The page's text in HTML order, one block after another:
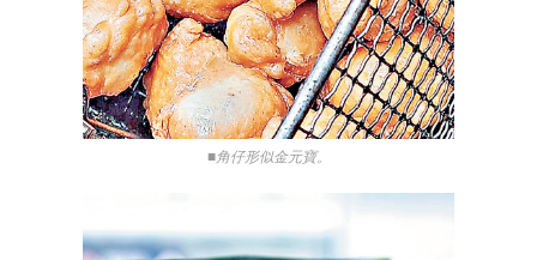
■角仔形似金元寶。